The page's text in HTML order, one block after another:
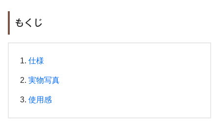
もくじ
仕様
実物写真
使用感